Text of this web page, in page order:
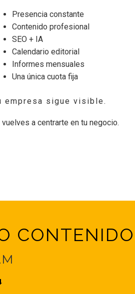
Presencia constante
Contenido profesional
SEO + IA
Calendario editorial
Informes mensuales
Una única cuota fija
empresa sigue visible.
vuelves a centrarte en tu negocio.